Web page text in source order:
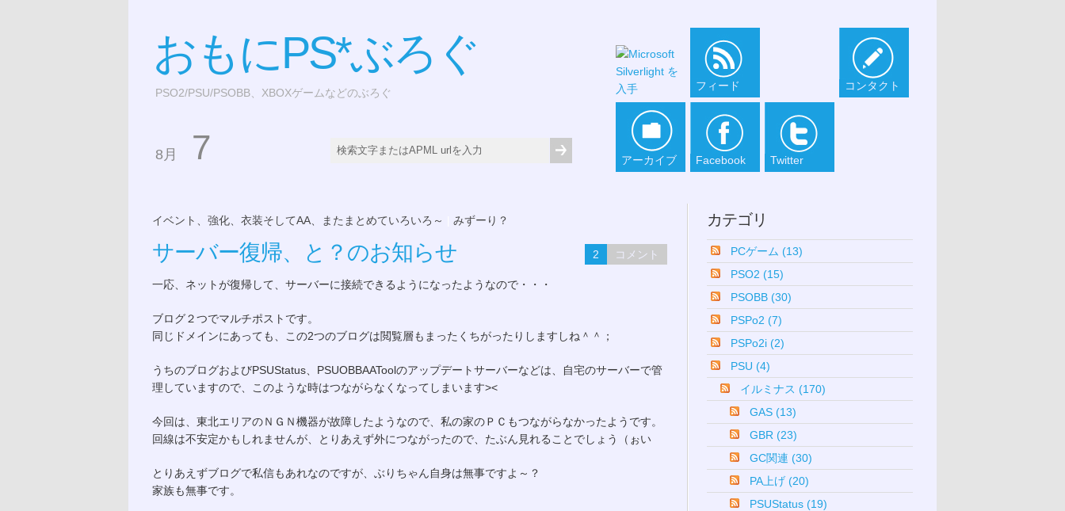
おもにPS*ぶろぐ
PSO2/PSU/PSOBB、XBOXゲームなどのぶろぐ
8月 7
フィード コンタクト
アーカイブ Facebook Twitter
イベント、強化、衣装そしてAA、またまとめていろいろ～ みずーり？
サーバー復帰、と？のお知らせ 2 コメント
一応、ネットが復帰して、サーバーに接続できるようになったようなので・・・
ブログ２つでマルチポストです。
同じドメインにあっても、この2つのブログは閲覧層もまったくちがったりしますしね＾＾；
うちのブログおよびPSUStatus、PSUOBBAAToolのアップデートサーバーなどは、自宅のサーバーで管
理していますので、このような時はつながらなくなってしまいます><
今回は、東北エリアのＮＧＮ機器が故障したようなので、私の家のＰＣもつながらなかったようです。
回線は不安定かもしれませんが、とりあえず外につながったので、たぶん見れることでしょう（ぉい
とりあえずブログで私信もあれなのですが、ぶりちゃん自身は無事ですよ～？
家族も無事です。
カテゴリ
PCゲーム (13)
PSO2 (15)
PSOBB (30)
PSPo2 (7)
PSPo2i (2)
PSU (4)
イルミナス (170)
GAS (13)
GBR (23)
GC関連 (30)
PA上げ (20)
PSUStatus (19)